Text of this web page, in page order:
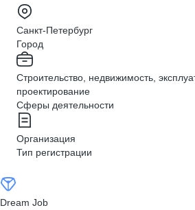
Санкт-Петербург
Город
Строительство, недвижимость,
проектирование
Сферы деятельности
Организация
Тип регистрации
Dream Job